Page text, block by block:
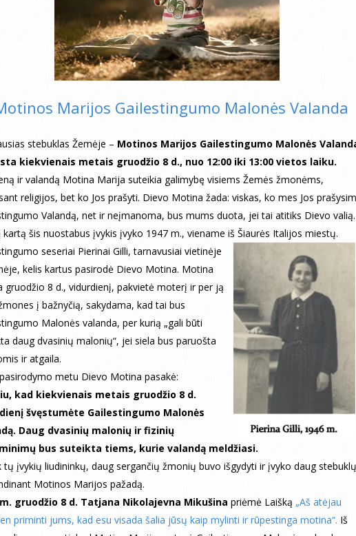
Marijos Gailestingumo Malonės Valanda
stebuklas Žemėje – Motinos Marijos Gailestingumo Malonės
kiekvienais metais gruodžio 8 d., nuo 12:00 iki 13:00 vietos laiku.
ir valandą Motina Marija suteikia galimybę visiems Žemės žmonėms,
religijos, bet ko Jos prašyti. Dievo Motina žada: viskas, ko mes Jos
Valandą, net ir neįmanoma, bus mums duota, jei tai atitiks Dievo valią.
kartą šis nuostabus įvykis įvyko 1947 m., viename iš Šiaurės Italijos miestų.
seseriai Pierinai Gilli, tarnavusiai vietinėje
kelis kartus pasirodė Dievo Motina. Motina
gruodžio 8 d., vidurdienį, pakvietė moterį ir per ją
į bažnyčią, sakydama, kad tai bus
Malonės valanda, per kurią „gali būti
daug dvasinių malonių“, jei siela bus paruošta
ir atgaila.
metu Dievo Motina pasakė:
kad kiekvienais metais gruodžio 8 d.
švęstumėte Gailestingumo Malonės
Daug dvasinių malonių ir fizinių
bus suteikta tiems, kurie valandą meldžiasi.
tų įvykių liudininkų, daug sergančių žmonių buvo išgydyti ir įvyko daug
Motinos Marijos pažadą.
m. gruodžio 8 d. Tatjana Nikolajevna Mikušina priėmė Laišką „Aš atėjau
priminti jums, kad esu visada šalia jūsų kaip mylinti ir rūpestinga motina“. Iš